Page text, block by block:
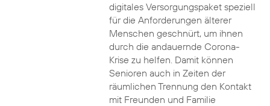
digitales Versorgungspaket speziell
für die Anforderungen älterer
Menschen geschnürt, um ihnen
durch die andauernde Corona-
Krise zu helfen. Damit können
Senioren auch in Zeiten der
räumlichen Trennung den Kontakt
mit Freunden und Familie